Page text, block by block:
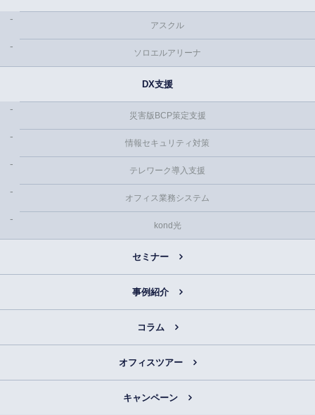
アスクル
ソロエルアリーナ
DX支援
災害版BCP策定支援
情報セキュリティ対策
テレワーク導入支援
オフィス業務システム
kond光
セミナー
事例紹介
コラム
オフィスツアー
キャンペーン